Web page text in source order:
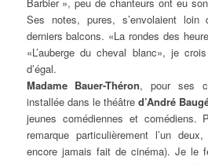
Ses notes, pures, s’envolaient
derniers balcons. «La rondes des
«L’auberge du cheval blanc», je
d’égal.
Madame Bauer-Théron, pour ses
installée dans le théâtred’André
jeunes comédiennes et comédiens.
remarque particulièrement l’un deux,
encore jamais fait de cinéma). Je le